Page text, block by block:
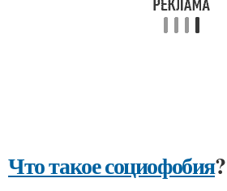
Что такое социофобия?